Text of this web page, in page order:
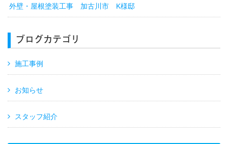
外壁・屋根塗装工事 加古川市 K様邸
ブログカテゴリ
施工事例
お知らせ
スタッフ紹介